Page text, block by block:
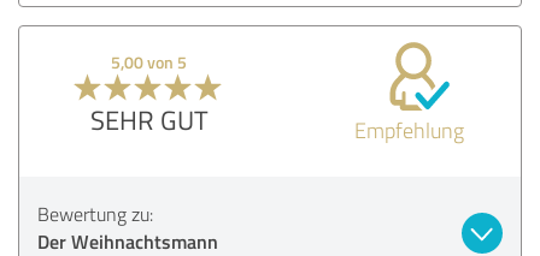
5,00 von 5
SEHR GUT Empfehlung
Bewertung zu:
Der Weihnachtsmann